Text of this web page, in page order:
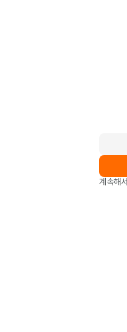
계속해